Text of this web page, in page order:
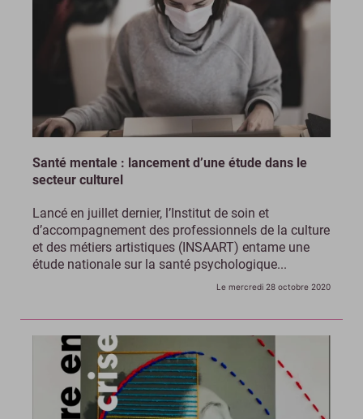
Santé mentale : lancement d’une étude dans le
secteur culturel
Lancé en juillet dernier, l’Institut de soin et
d’accompagnement des professionnels de la culture
et des métiers artistiques (INSAART) entame une
étude nationale sur la santé psychologique...
Le mercredi 28 octobre 2020